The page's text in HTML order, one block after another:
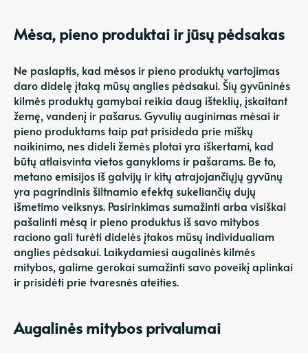
Mėsa, pieno produktai ir jūsų pėdsakas
Ne paslaptis, kad mėsos ir pieno produktų vartojimas
daro didelę įtaką mūsų anglies pėdsakui. Šių gyvūninės
kilmės produktų gamybai reikia daug išteklių, įskaitant
žemę, vandenį ir pašarus. Gyvulių auginimas mėsai ir
pieno produktams taip pat prisideda prie miškų
naikinimo, nes dideli žemės plotai yra iškertami, kad
būtų atlaisvinta vietos ganykloms ir pašarams. Be to,
metano emisijos iš galvijų ir kitų atrajojančiųjų gyvūnų
yra pagrindinis šiltnamio efektą sukeliančių dujų
išmetimo veiksnys. Pasirinkimas sumažinti arba visiškai
pašalinti mėsą ir pieno produktus iš savo mitybos
raciono gali turėti didelės įtakos mūsų individualiam
anglies pėdsakui. Laikydamiesi augalinės kilmės
mitybos, galime gerokai sumažinti savo poveikį aplinkai
ir prisidėti prie tvaresnės ateities.
Augalinės mitybos privalumai